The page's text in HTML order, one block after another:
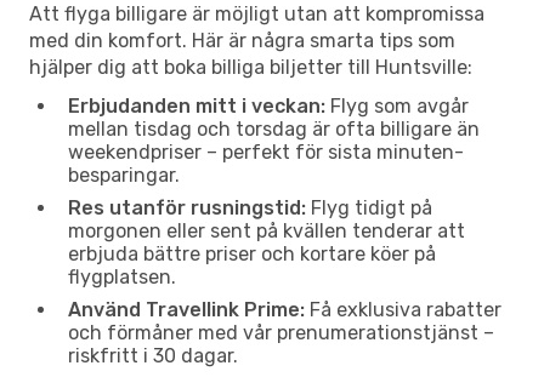
Att flyga billigare är möjligt utan att kompromissa
med din komfort. Här är några smarta tips som
hjälper dig att boka billiga biljetter till Huntsville:
Erbjudanden mitt i veckan: Flyg som avgår
mellan tisdag och torsdag är ofta billigare än
weekendpriser – perfekt för sista minuten-
besparingar.
Res utanför rusningstid: Flyg tidigt på
morgonen eller sent på kvällen tenderar att
erbjuda bättre priser och kortare köer på
flygplatsen.
Använd Travellink Prime: Få exklusiva rabatter
och förmåner med vår prenumerationstjänst –
riskfritt i 30 dagar.